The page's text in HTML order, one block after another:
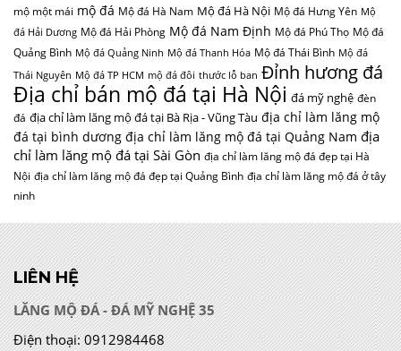
mộ một mái mộ đá Mộ đá Hà Nam Mộ đá Hà Nội Mộ đá Hưng Yên Mộ
đá Hải Dương Mộ đá Hải Phòng Mộ đá Nam Định Mộ đá Phú Thọ Mộ đá
Quảng Bình Mộ đá Quảng Ninh Mộ đá Thanh Hóa Mộ đá Thái Bình Mộ đá
Thái Nguyên Mộ đá TP HCM mộ đá đôi thước lỗ ban Đỉnh hương đá
Địa chỉ bán mộ đá tại Hà Nội đá mỹ nghệ đèn
đá địa chỉ làm lăng mộ đá tại Bà Rịa - Vũng Tàu địa chỉ làm lăng mộ
đá tại bình dương địa chỉ làm lăng mộ đá tại Quảng Nam địa
chỉ làm lăng mộ đá tại Sài Gòn địa chỉ làm lăng mộ đá đẹp tại Hà
Nội địa chỉ làm lăng mộ đá đẹp tại Quảng Bình địa chỉ làm lăng mộ đá ở tây
ninh
LIÊN HỆ
LĂNG MỘ ĐÁ - ĐÁ MỸ NGHỆ 35
Điện thoại: 0912984468